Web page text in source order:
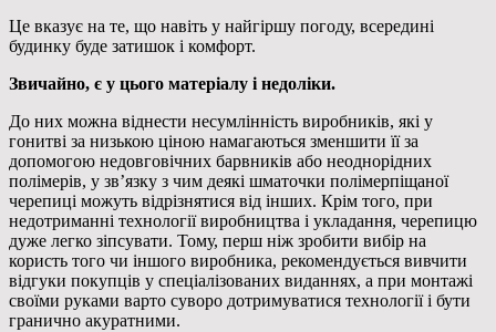
Це вказує на те, що навіть у найгіршу погоду, всередині
будинку буде затишок і комфорт.
Звичайно, є у цього матеріалу і недоліки.
До них можна віднести несумлінність виробників, які у
гонитві за низькою ціною намагаються зменшити її за
допомогою недовговічних барвників або неоднорідних
полімерів, у зв’язку з чим деякі шматочки полімерпіщаної
черепиці можуть відрізнятися від інших. Крім того, при
недотриманні технології виробництва і укладання, черепицю
дуже легко зіпсувати. Тому, перш ніж зробити вибір на
користь того чи іншого виробника, рекомендується вивчити
відгуки покупців у спеціалізованих виданнях, а при монтажі
своїми руками варто суворо дотримуватися технології і бути
гранично акуратними.